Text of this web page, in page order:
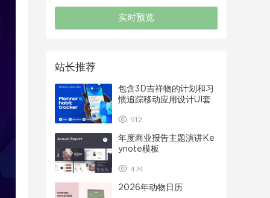
实时预览
站长推荐
包含3D吉祥物的计划和习
惯追踪移动应用设计UI套
912
年度商业报告主题演讲Ke
ynote模板
474
2026年动物日历